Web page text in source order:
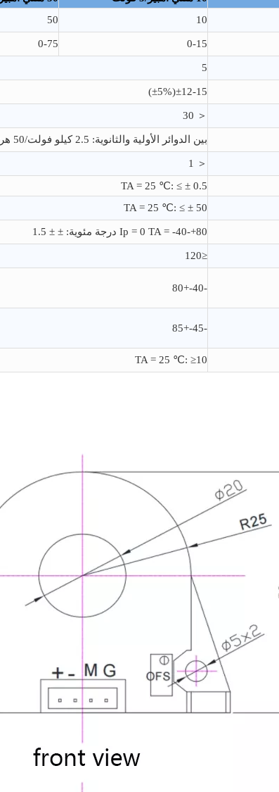
10
50
0-15
0-75
5
±12-15(±5%)
＜ 30
بين الدوائر الأولية والثانوية: 2.5 كيلو فولت/50 هرتز/1 دقيقة
＜ 1
TA = 25 ℃: ≤ ± 0.5
TA = 25 ℃: ≤ ± 50
Ip = 0 TA = -40-+80 درجة مئوية: ± ± 1.5
≤120
-40-+80
-45-+85
TA = 25 ℃: ≥10